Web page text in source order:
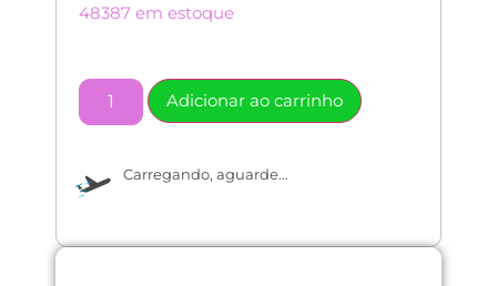
48387 em estoque
Adicionar ao carrinho
Carregando, aguarde…